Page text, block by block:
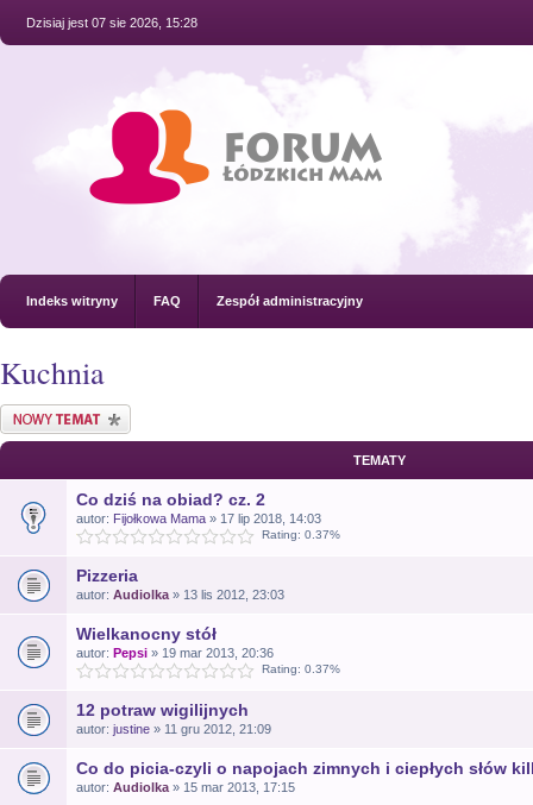
Dzisiaj jest 07 sie 2026, 15:28
Indeks witryny FAQ Zespół administracyjny
Kuchnia
Nowy temat
TEMATY
Co dziś na obiad? cz. 2
autor: Fijołkowa Mama » 17 lip 2018, 14:03
Rating: 0.37%
Pizzeria
autor: Audiolka » 13 lis 2012, 23:03
Wielkanocny stół
autor: Pepsi » 19 mar 2013, 20:36
Rating: 0.37%
12 potraw wigilijnych
autor: justine » 11 gru 2012, 21:09
Co do picia-czyli o napojach zimnych i ciepłych słów
autor: Audiolka » 15 mar 2013, 17:15